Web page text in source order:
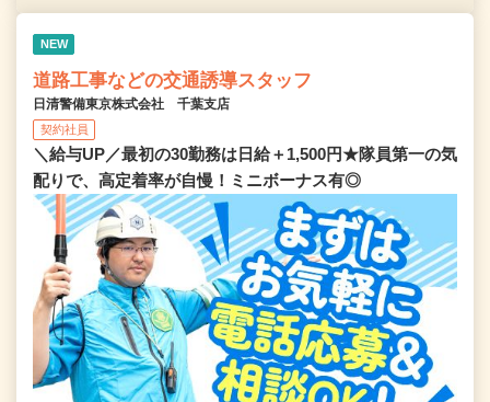
NEW
道路工事などの交通誘導スタッフ
日清警備東京株式会社 千葉支店
契約社員
＼給与UP／最初の30勤務は日給＋1,500円★隊員第一の気
配りで、高定着率が自慢！ミニボーナス有◎